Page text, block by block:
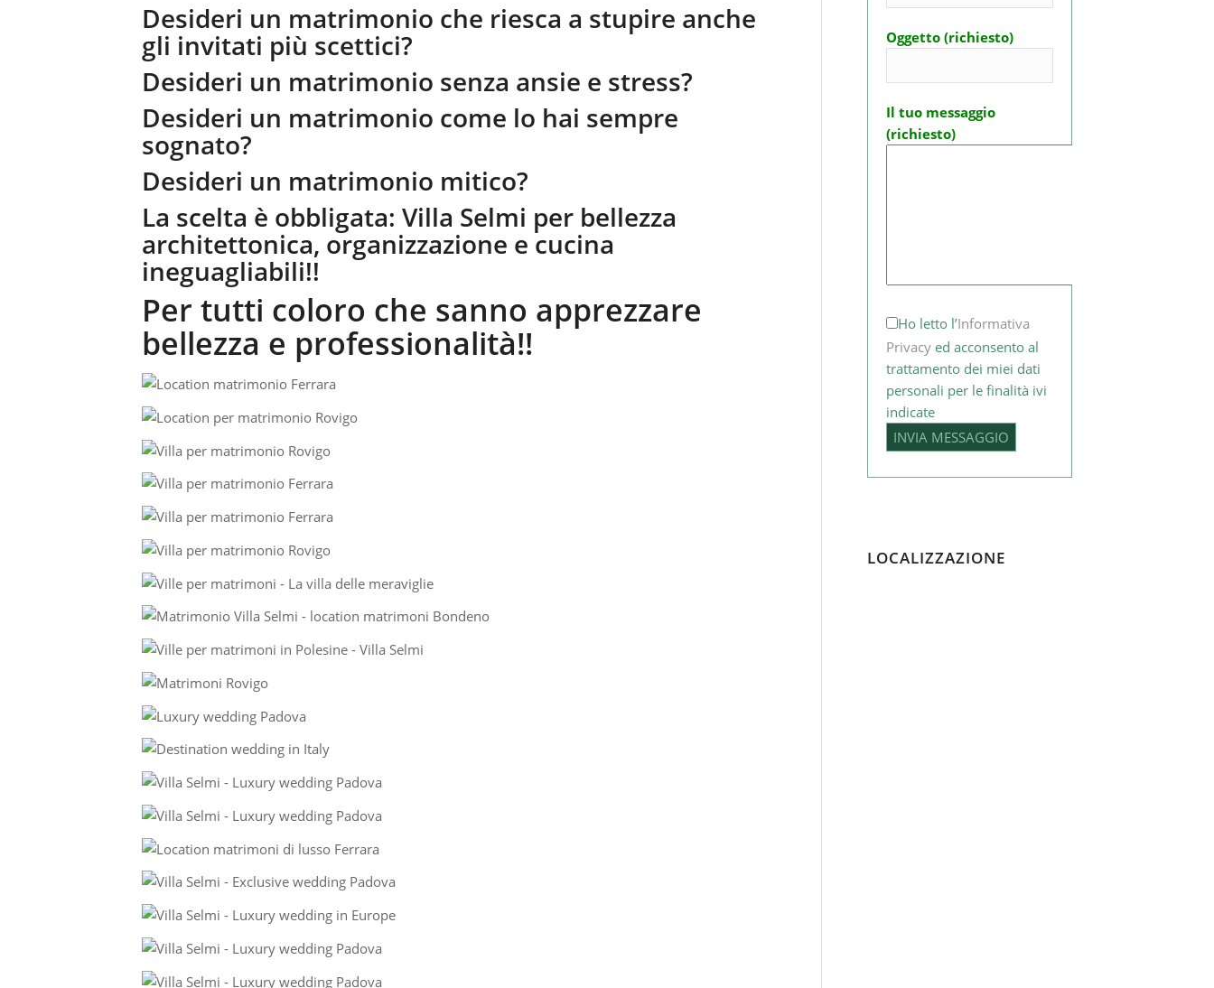
Desideri un matrimonio che riesca a stupire anche
gli invitati più scettici?
Desideri un matrimonio senza ansie e stress?
Desideri un matrimonio come lo hai sempre
sognato?
Desideri un matrimonio mitico?
La scelta è obbligata: Villa Selmi per bellezza
architettonica, organizzazione e cucina
ineguagliabili!!
Per tutti coloro che sanno apprezzare
bellezza e professionalità!!
Oggetto (richiesto)
Il tuo messaggio
(richiesto)
Ho letto l’Informativa
Privacyed acconsento al
trattamento dei miei dati
personali per le finalità ivi
indicate
LOCALIZZAZIONE